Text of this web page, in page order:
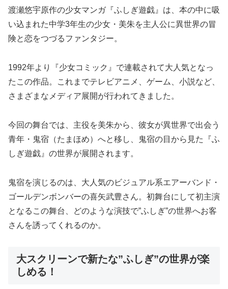
渡瀬悠宇原作の少女マンガ『ふしぎ遊戯』は、本の中に吸
い込まれた中学3年生の少女・美朱を主人公に異世界の冒
険と恋をつづるファンタジー。
1992年より『少女コミック』で連載されて大人気となっ
たこの作品。これまでテレビアニメ、ゲーム、小説など、
さまざまなメディア展開が行われてきました。
今回の舞台では、主役を美朱から、彼女が異世界で出会う
青年・鬼宿（たまほめ）へと移し、鬼宿の目から見た『ふ
しぎ遊戯』の世界が展開されます。
鬼宿を演じるのは、大人気のビジュアル系エアーバンド・
ゴールデンボンバーの喜矢武豊さん。初舞台にして初主演
となるこの舞台、どのような演技で”ふしぎ”の世界へお客
さんを誘ってくれるのか。
大スクリーンで新たな”ふしぎ”の世界が楽
しめる！